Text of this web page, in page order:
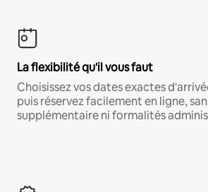
La flexibilité qu'il vous faut
Choisissez vos dates exactes
puis réservez facilement en ligne,
supplémentaire ni formalités